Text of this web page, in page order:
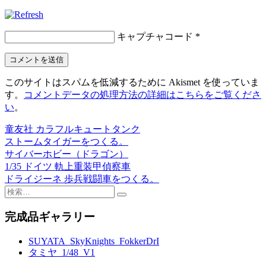
キャプチャコード *
このサイトはスパムを低減するために Akismet を使っていま
す。
コメントデータの処理方法の詳細はこちらをご覧くださ
い。
投
稿
ナ
ビ
ゲ
ー
童友社 カラフルキュートタンク
ストームタイガーをつくる。
サイバーホビー（ドラゴン）
1/35 ドイツ 軌上重装甲偵察車
ドライジーネ 歩兵戦闘車をつくる。
検
完成品ギャラリー
SUYATA_SkyKnights_FokkerDrI
タミヤ_1/48_V1